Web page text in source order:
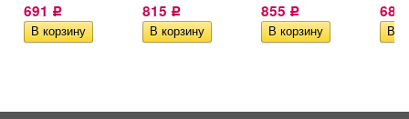
691 Р 815 Р 855 Р 682